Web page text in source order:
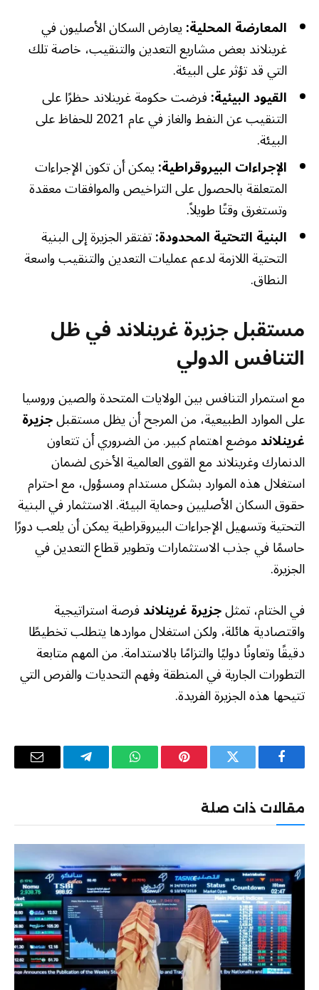
المعارضة المحلية:يعارض السكان الأصليون في
غرينلاند بعض مشاريع التعدين والتنقيب، خاصة تلك
التي قد تؤثر على البيئة.
القيود البيئية:فرضت حكومة غرينلاند حظرًا على
التنقيب عن النفط والغاز في عام 2021 للحفاظ على
البيئة.
الإجراءات البيروقراطية:يمكن أن تكون الإجراءات
المتعلقة بالحصول على التراخيص والموافقات معقدة
وتستغرق وقتًا طويلاً.
البنية التحتية المحدودة:تفتقر الجزيرة إلى البنية
التحتية اللازمة لدعم عمليات التعدين والتنقيب واسعة
النطاق.
مستقبل جزيرة غرينلاند في ظل
التنافس الدولي
مع استمرار التنافس بين الولايات المتحدة والصين وروسيا
على الموارد الطبيعية، من المرجح أن يظل مستقبلجزيرة
غرينلاندموضع اهتمام كبير. من الضروري أن تتعاون
الدنمارك وغرينلاند مع القوى العالمية الأخرى لضمان
استغلال هذه الموارد بشكل مستدام ومسؤول، مع احترام
حقوق السكان الأصليين وحماية البيئة. الاستثمار في البنية
التحتية وتسهيل الإجراءات البيروقراطية يمكن أن يلعب دورًا
حاسمًا في جذب الاستثمارات وتطوير قطاع التعدين في
الجزيرة.
في الختام، تمثلجزيرة غرينلاندفرصة استراتيجية
واقتصادية هائلة، ولكن استغلال مواردها يتطلب تخطيطًا
دقيقًا وتعاونًا دوليًا والتزامًا بالاستدامة. من المهم متابعة
التطورات الجارية في المنطقة وفهم التحديات والفرص التي
تتيحها هذه الجزيرة الفريدة.
فيسبوك تويتر بينتيريستواتساب تيلقرام
البريد
مقالات ذات صلة